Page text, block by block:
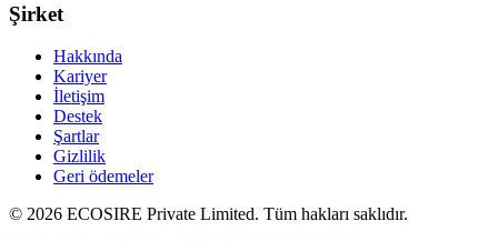
Şirket
Hakkında
Kariyer
İletişim
Destek
Şartlar
Gizlilik
Geri ödemeler
© 2026 ECOSIRE Private Limited. Tüm hakları saklıdır.